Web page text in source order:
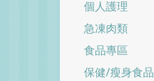
個人護理
急凍肉類
食品專區
保健/瘦身食品